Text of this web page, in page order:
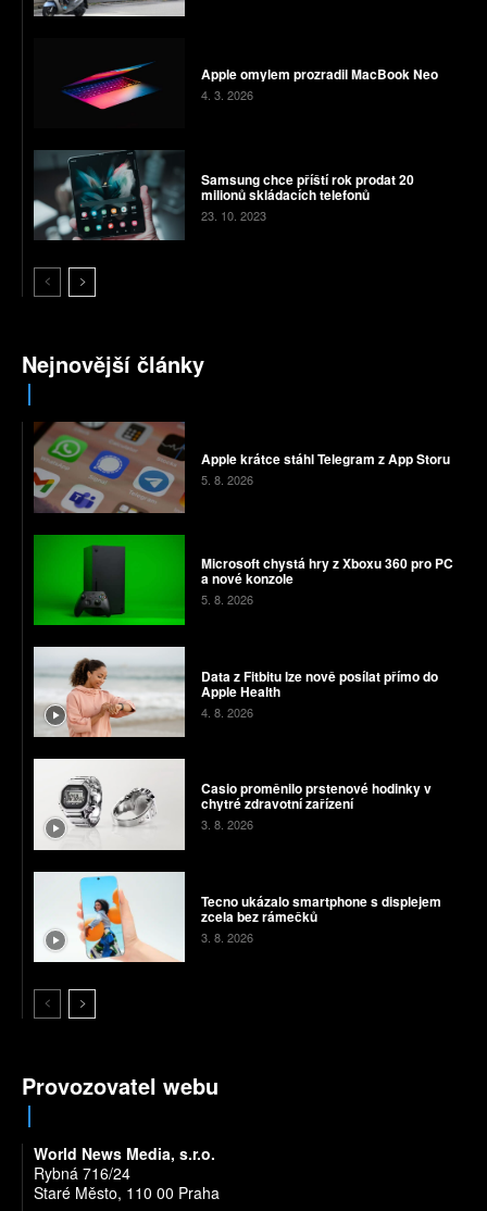
Apple omylem prozradil MacBook Neo
4. 3. 2026
Samsung chce příští rok prodat 20
milionů skládacích telefonů
23. 10. 2023
Nejnovější články
Apple krátce stáhl Telegram z App Storu
5. 8. 2026
Microsoft chystá hry z Xboxu 360 pro PC
a nové konzole
5. 8. 2026
Data z Fitbitu lze nově posílat přímo do
Apple Health
4. 8. 2026
Casio proměnilo prstenové hodinky v
chytré zdravotní zařízení
3. 8. 2026
Tecno ukázalo smartphone s displejem
zcela bez rámečků
3. 8. 2026
Provozovatel webu
World News Media, s.r.o.
Rybná 716/24
Staré Město, 110 00 Praha